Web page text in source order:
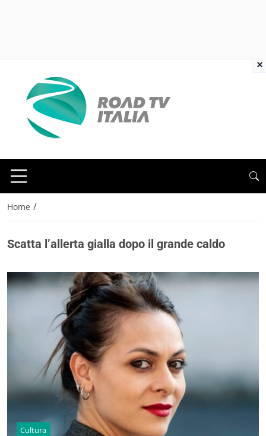
Home /
Scatta l’allerta gialla dopo il grande caldo
Cultura
×